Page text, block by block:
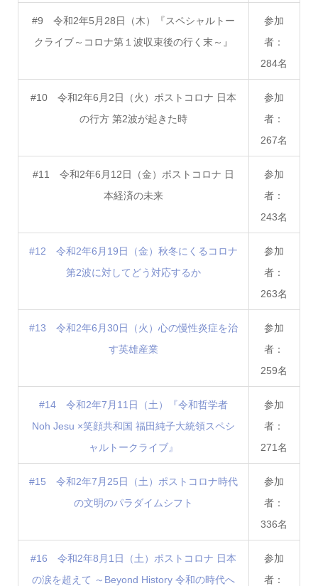
#9 令和2年5月28日（木）『スペシャルトー
クライブ～コロナ第１波収束後の行く末～』
参加
者：
284名
#10 令和2年6月2日（火）ポストコロナ 日本
の行方 第2波が起きた時
参加
者：
267名
#11 令和2年6月12日（金）ポストコロナ 日
本経済の未来
参加
者：
243名
#12 令和2年6月19日（金）秋冬にくるコロナ
第2波に対してどう対応するか
参加
者：
263名
#13 令和2年6月30日（火）心の慢性炎症を治
す英雄産業
参加
者：
259名
#14 令和2年7月11日（土）『令和哲学者
Noh Jesu ×笑顔共和国 福田純子大統領スペシ
ャルトークライブ』
参加
者：
271名
#15 令和2年7月25日（土）ポストコロナ時代
の文明のパラダイムシフト
参加
者：
336名
#16 令和2年8月1日（土）ポストコロナ 日本
の涙を超えて ～Beyond History 令和の時代へ
参加
者：